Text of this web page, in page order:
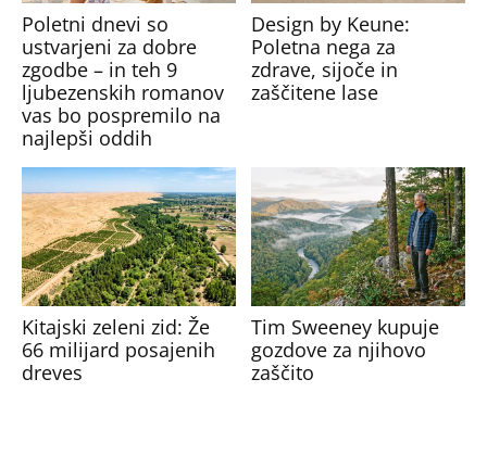
Poletni dnevi so
ustvarjeni za dobre
zgodbe – in teh 9
ljubezenskih romanov
vas bo pospremilo na
najlepši oddih
Design by Keune:
Poletna nega za
zdrave, sijoče in
zaščitene lase
Kitajski zeleni zid: Že
66 milijard posajenih
dreves
Tim Sweeney kupuje
gozdove za njihovo
zaščito